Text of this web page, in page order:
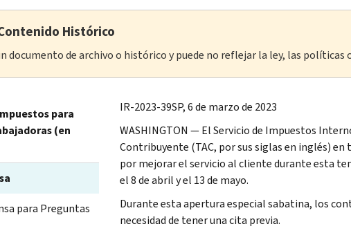
Histórico
documento de archivo o histórico y puede no reflejar la ley, las
para
(en
para Preguntas
IR-2023-39SP, 6 de marzo de 2023
WASHINGTON — El Servicio de Impuestos
Contribuyente (TAC, por sus siglas en inglés) en
por mejorar el servicio al cliente durante esta
el 8 de abril y el 13 de mayo.
Durante esta apertura especial sabatina, los
necesidad de tener una cita previa.